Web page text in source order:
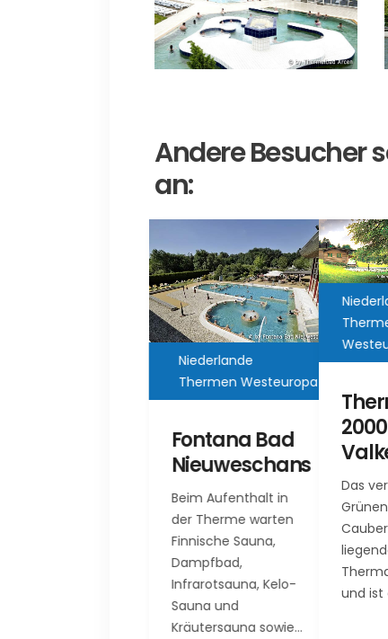
Andere Besucher
an:
Niederlande
Thermen
Westeuropa
Thermae
2000
Valkenburg
Grünen auf dem
Cauberg-Hügel
liegende
Thermae 2000
und ist eines der…
seinen
Grad